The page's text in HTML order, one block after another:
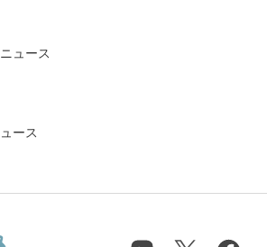
ュース
ース